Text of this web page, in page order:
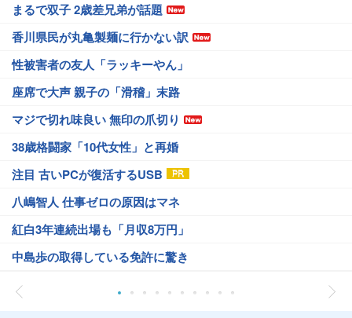
まるで双子 2歳差兄弟が話題
香川県民が丸亀製麺に行かない訳
性被害者の友人「ラッキーやん」
座席で大声 親子の「滑稽」末路
マジで切れ味良い 無印の爪切り
38歳格闘家「10代女性」と再婚
注目 古いPCが復活するUSB
八嶋智人 仕事ゼロの原因はマネ
紅白3年連続出場も「月収8万円」
中島歩の取得している免許に驚き